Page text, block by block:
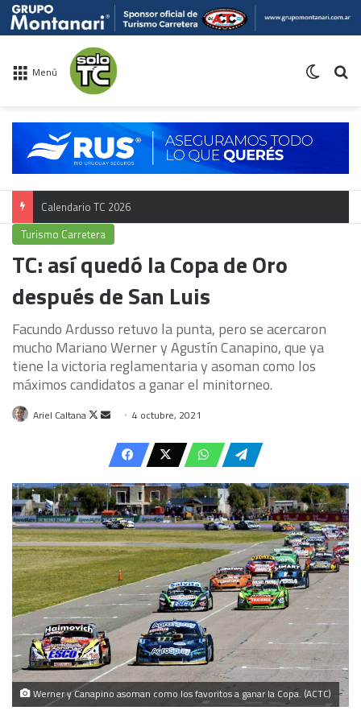
Menú
Calendario TC 2026
Turismo Carretera
TC: así quedó la Copa de Oro
después de San Luis
Facundo Ardusso retuvo la punta, pero se acercaron
mucho Mariano Werner y Agustín Canapino, que ya
tiene la victoria reglamentaria y asoman como los
máximos candidatos a ganar el minitorneo.
Ariel Caltana
Follow
Send
email
4 octubre, 2021
Werner y Canapino asoman como los favoritos a ganar la Copa. (ACTC)